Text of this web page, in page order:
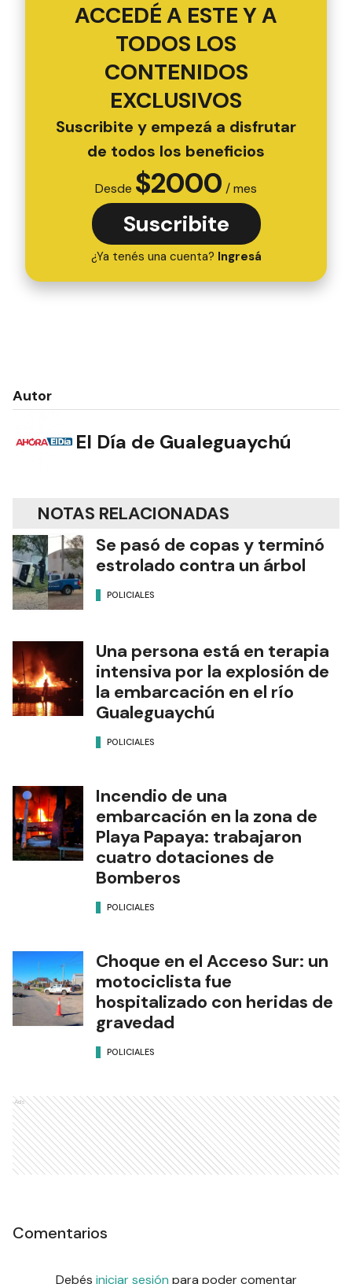
ACCEDÉ A ESTE Y A
TODOS LOS
CONTENIDOS
EXCLUSIVOS
Suscribite y empezá a disfrutar
de todos los beneficios
Desde $2000 / mes
Suscribite
¿Ya tenés una cuenta? Ingresá
Autor
El Día de Gualeguaychú
NOTAS RELACIONADAS
Se pasó de copas y terminó
estrolado contra un árbol
POLICIALES
Una persona está en terapia
intensiva por la explosión de
la embarcación en el río
Gualeguaychú
POLICIALES
Incendio de una
embarcación en la zona de
Playa Papaya: trabajaron
cuatro dotaciones de
Bomberos
POLICIALES
Choque en el Acceso Sur: un
motociclista fue
hospitalizado con heridas de
gravedad
POLICIALES
Ads
Comentarios
Debés iniciar sesión para poder comentar